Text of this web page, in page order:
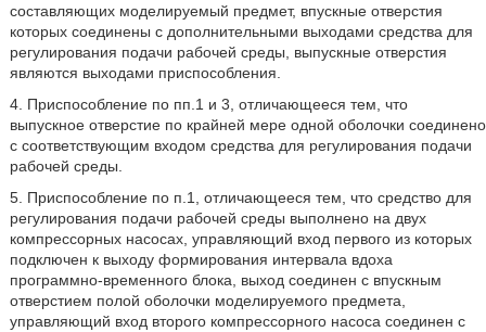
составляющих моделируемый предмет, впускные отверстия
которых соединены с дополнительными выходами средства для
регулирования подачи рабочей среды, выпускные отверстия
являются выходами приспособления.
4. Приспособление по пп.1 и 3, отличающееся тем, что
выпускное отверстие по крайней мере одной оболочки соединено
с соответствующим входом средства для регулирования подачи
рабочей среды.
5. Приспособление по п.1, отличающееся тем, что средство для
регулирования подачи рабочей среды выполнено на двух
компрессорных насосах, управляющий вход первого из которых
подключен к выходу формирования интервала вдоха
программно-временного блока, выход соединен с впускным
отверстием полой оболочки моделируемого предмета,
управляющий вход второго компрессорного насоса соединен с